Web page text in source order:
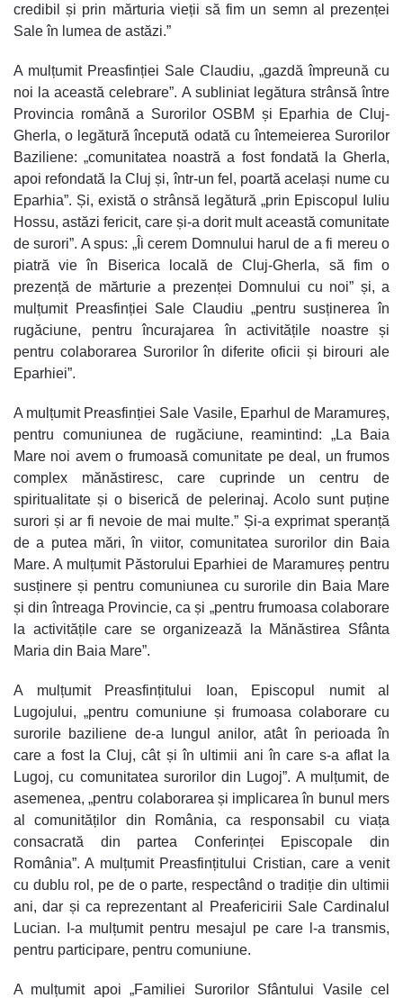
credibil și prin mărturia vieții să fim un semn al prezenței
Sale în lumea de astăzi.”
A mulțumit Preasfinției Sale Claudiu, „gazdă împreună cu
noi la această celebrare”. A subliniat legătura strânsă între
Provincia română a Surorilor OSBM și Eparhia de Cluj-
Gherla, o legătură începută odată cu întemeierea Surorilor
Baziliene: „comunitatea noastră a fost fondată la Gherla,
apoi refondată la Cluj și, într-un fel, poartă același nume cu
Eparhia”. Și, există o strânsă legătură „prin Episcopul Iuliu
Hossu, astăzi fericit, care și-a dorit mult această comunitate
de surori”. A spus: „Îi cerem Domnului harul de a fi mereu o
piatră vie în Biserica locală de Cluj-Gherla, să fim o
prezență de mărturie a prezenței Domnului cu noi” și, a
mulțumit Preasfinției Sale Claudiu „pentru susținerea în
rugăciune, pentru încurajarea în activitățile noastre și
pentru colaborarea Surorilor în diferite oficii și birouri ale
Eparhiei”.
A mulțumit Preasfinției Sale Vasile, Eparhul de Maramureș,
pentru comuniunea de rugăciune, reamintind: „La Baia
Mare noi avem o frumoasă comunitate pe deal, un frumos
complex mănăstiresc, care cuprinde un centru de
spiritualitate și o biserică de pelerinaj. Acolo sunt puține
surori și ar fi nevoie de mai multe.” Și-a exprimat speranță
de a putea mări, în viitor, comunitatea surorilor din Baia
Mare. A mulțumit Păstorului Eparhiei de Maramureș pentru
susținere și pentru comuniunea cu surorile din Baia Mare
și din întreaga Provincie, ca și „pentru frumoasa colaborare
la activitățile care se organizează la Mănăstirea Sfânta
Maria din Baia Mare”.
A mulțumit Preasfințitului Ioan, Episcopul numit al
Lugojului, „pentru comuniune și frumoasa colaborare cu
surorile baziliene de-a lungul anilor, atât în perioada în
care a fost la Cluj, cât și în ultimii ani în care s-a aflat la
Lugoj, cu comunitatea surorilor din Lugoj”. A mulțumit, de
asemenea, „pentru colaborarea și implicarea în bunul mers
al comunităților din România, ca responsabil cu viața
consacrată din partea Conferinței Episcopale din
România”. A mulțumit Preasfințitului Cristian, care a venit
cu dublu rol, pe de o parte, respectând o tradiție din ultimii
ani, dar și ca reprezentant al Preafericirii Sale Cardinalul
Lucian. I-a mulțumit pentru mesajul pe care l-a transmis,
pentru participare, pentru comuniune.
A mulțumit apoi „Familiei Surorilor Sfântului Vasile cel